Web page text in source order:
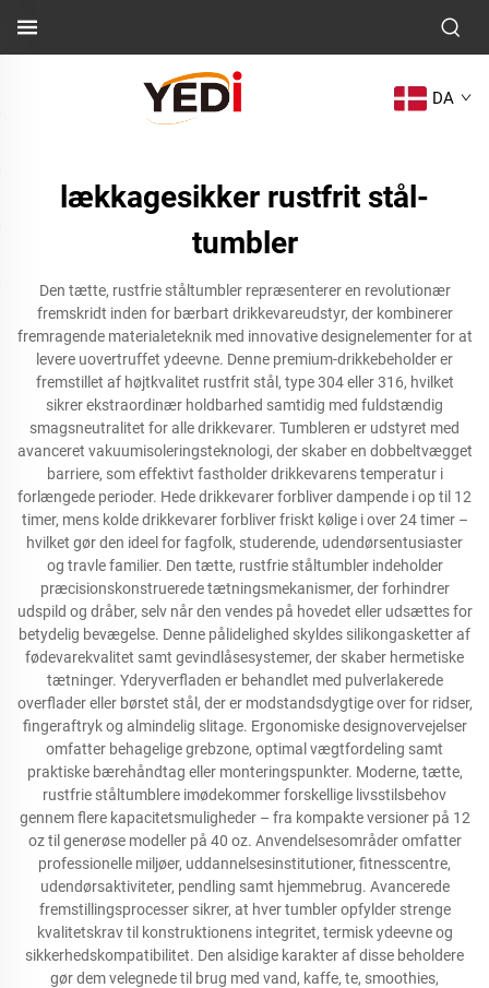
DA
lækkagesikker rustfrit stål-
tumbler
Den tætte, rustfrie ståltumbler repræsenterer en revolutionær
fremskridt inden for bærbart drikkevareudstyr, der kombinerer
fremragende materialeteknik med innovative designelementer for at
levere uovertruffet ydeevne. Denne premium-drikkebeholder er
fremstillet af højtkvalitet rustfrit stål, type 304 eller 316, hvilket
sikrer ekstraordinær holdbarhed samtidig med fuldstændig
smagsneutralitet for alle drikkevarer. Tumbleren er udstyret med
avanceret vakuumisoleringsteknologi, der skaber en dobbeltvægget
barriere, som effektivt fastholder drikkevarens temperatur i
forlængede perioder. Hede drikkevarer forbliver dampende i op til 12
timer, mens kolde drikkevarer forbliver friskt kølige i over 24 timer –
hvilket gør den ideel for fagfolk, studerende, udendørsentusiaster
og travle familier. Den tætte, rustfrie ståltumbler indeholder
præcisionskonstruerede tætningsmekanismer, der forhindrer
udspild og dråber, selv når den vendes på hovedet eller udsættes for
betydelig bevægelse. Denne pålidelighed skyldes silikongasketter af
fødevarekvalitet samt gevindlåsesystemer, der skaber hermetiske
tætninger. Yderyverfladen er behandlet med pulverlakerede
overflader eller børstet stål, der er modstandsdygtige over for ridser,
fingeraftryk og almindelig slitage. Ergonomiske designovervejelser
omfatter behagelige grebzone, optimal vægtfordeling samt
praktiske bærehåndtag eller monteringspunkter. Moderne, tætte,
rustfrie ståltumblere imødekommer forskellige livsstilsbehov
gennem flere kapacitetsmuligheder – fra kompakte versioner på 12
oz til generøse modeller på 40 oz. Anvendelsesområder omfatter
professionelle miljøer, uddannelsesinstitutioner, fitnesscentre,
udendørsaktiviteter, pendling samt hjemmebrug. Avancerede
fremstillingsprocesser sikrer, at hver tumbler opfylder strenge
kvalitetskrav til konstruktionens integritet, termisk ydeevne og
sikkerhedskompatibilitet. Den alsidige karakter af disse beholdere
gør dem velegnede til brug med vand, kaffe, te, smoothies,